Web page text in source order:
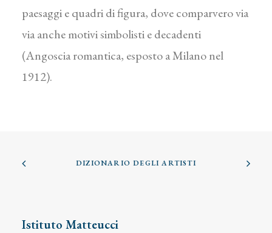
paesaggi e quadri di figura, dove comparvero via
via anche motivi simbolisti e decadenti
(Angoscia romantica, esposto a Milano nel
1912).
DIZIONARIO DEGLI ARTISTI
Istituto Matteucci